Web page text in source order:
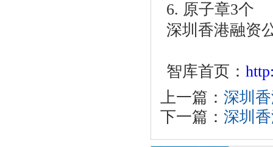
6. 原子章3个
深圳香港融资
智库首页：
上一篇： 深圳
下一篇： 深圳